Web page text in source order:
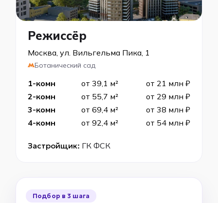
Режиссёр
Москва, ул. Вильгельма Пика, 1
Ботанический сад
1-комн от 39,1 м²
от 21 млн ₽
2-комн
от 55,7 м²
от 29 млн ₽
3-комн
от 69,4 м²
от 38 млн ₽
4-комн
от 92,4 м² от 54 млн ₽
Застройщик: ГК ФСК
Подбор в 3 шага